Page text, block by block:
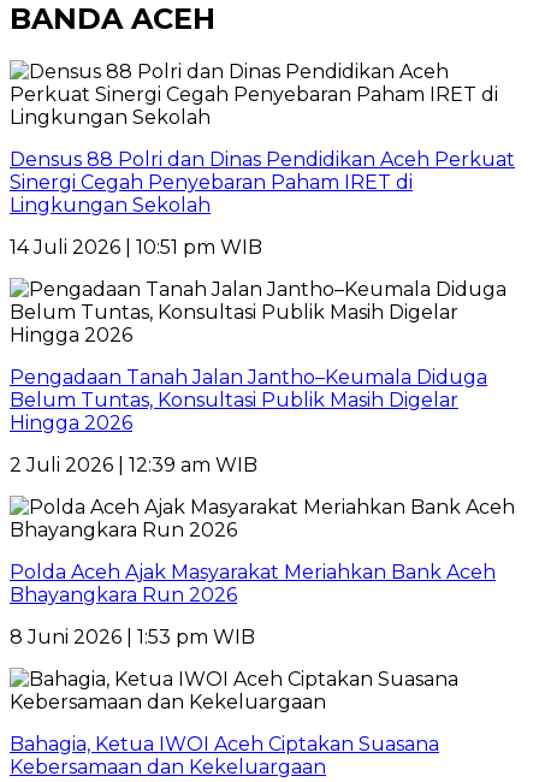
BANDA ACEH
Densus 88 Polri dan Dinas Pendidikan Aceh Perkuat
Sinergi Cegah Penyebaran Paham IRET di
Lingkungan Sekolah
14 Juli 2026 | 10:51 pm WIB
Pengadaan Tanah Jalan Jantho–Keumala Diduga
Belum Tuntas, Konsultasi Publik Masih Digelar
Hingga 2026
2 Juli 2026 | 12:39 am WIB
Polda Aceh Ajak Masyarakat Meriahkan Bank Aceh
Bhayangkara Run 2026
8 Juni 2026 | 1:53 pm WIB
Bahagia, Ketua IWOI Aceh Ciptakan Suasana
Kebersamaan dan Kekeluargaan